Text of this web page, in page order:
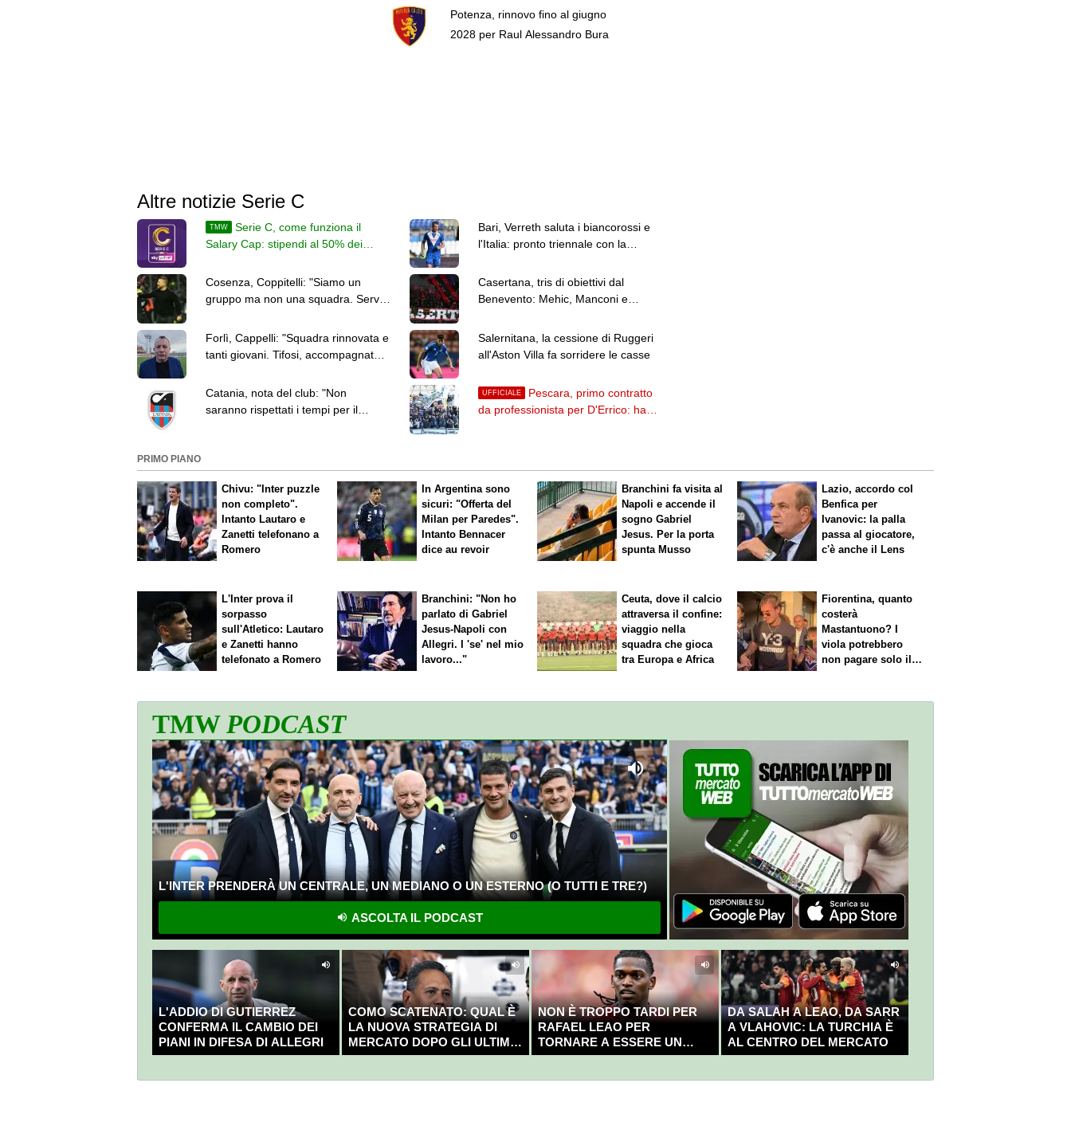
Potenza, rinnovo fino al giugno
2028 per Raul Alessandro Bura
Altre notizie Serie C
TMW
Serie C, come funziona il
Salary Cap: stipendi al 50% dei
Bari, Verreth saluta i biancorossi e
l'Italia: pronto triennale con la
Cosenza, Coppitelli: "Siamo un
gruppo ma non una squadra. Serve
Casertana, tris di obiettivi dal
Benevento: Mehic, Manconi e
Forlì, Cappelli: "Squadra rinnovata e
tanti giovani. Tifosi, accompagnateci
Salernitana, la cessione di Ruggeri
all'Aston Villa fa sorridere le casse
Catania, nota del club: "Non
saranno rispettati i tempi per il
UFFICIALE
Pescara, primo contratto
da professionista per D'Errico: ha
PRIMO PIANO
Chivu: "Inter puzzle
non completo".
Intanto Lautaro e
Zanetti telefonano a
Romero
In Argentina sono
sicuri: "Offerta del
Milan per Paredes".
Intanto Bennacer
diceau revoir
Branchini fa visita al
Napoli e accende il
sogno Gabriel
Jesus. Per la porta
spunta Musso
Lazio, accordo col
Benfica per
Ivanovic: la palla
passa al giocatore,
c'è anche il Lens
L'Inter prova il
sorpasso
sull'Atletico: Lautaro
e Zanetti hanno
telefonato a Romero
Branchini: "Non ho
parlato di Gabriel
Jesus-Napoli con
Allegri. I 'se' nel mio
lavoro..."
Ceuta, dove il calcio
attraversa il confine:
viaggio nella
squadra che gioca
tra Europa e Africa
Fiorentina, quanto
costerà
Mastantuono? I
viola potrebbero
non pagare solo il
TMWPODCAST
L'INTER PRENDERÀ UN CENTRALE, UN MEDIANO O UN ESTERNO (O TUTTI E TRE?)
ASCOLTA IL PODCAST
L'ADDIO DI GUTIERREZ
CONFERMA IL CAMBIO DEI
PIANI IN DIFESA DI ALLEGRI
COMO SCATENATO: QUAL È
LA NUOVA STRATEGIA DI
MERCATO DOPO GLI ULTIMI
COLPI?
NON È TROPPO TARDI PER
RAFAEL LEAO PER
TORNARE A ESSERE UN
CAMPIONE
DA SALAH A LEAO, DA SARR
A VLAHOVIC: LA TURCHIA È
AL CENTRO DEL MERCATO